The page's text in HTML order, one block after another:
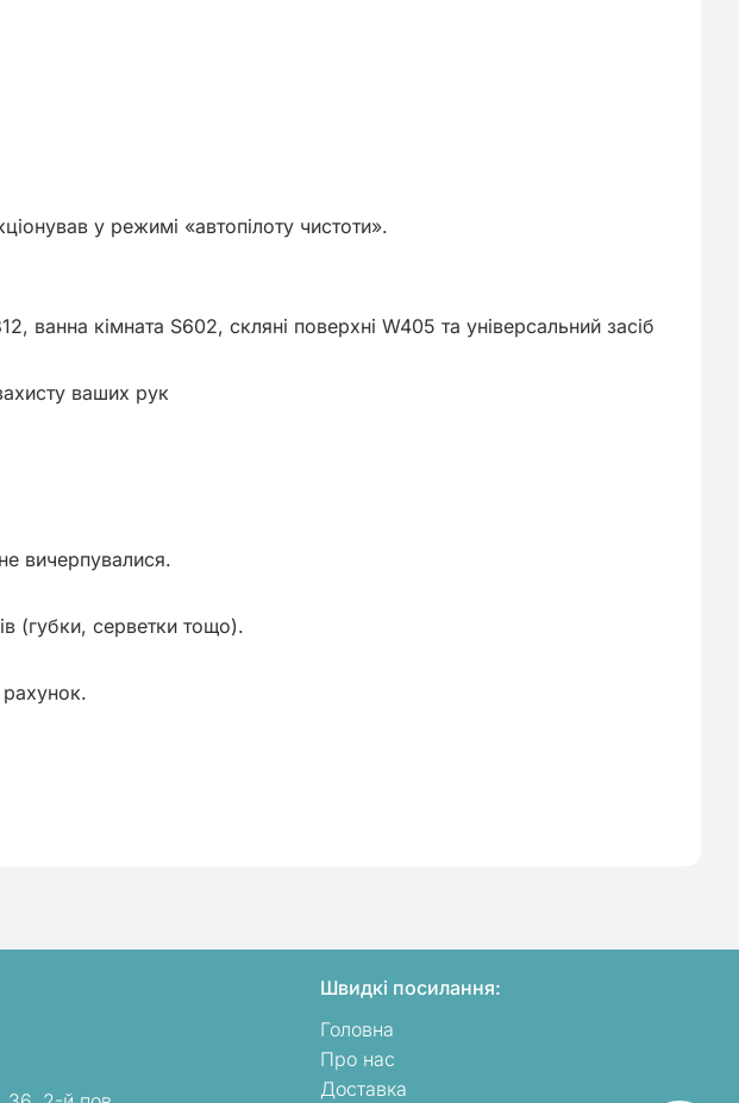
у режимі «автопілоту чистоти».
ванна кімната S602, скляні поверхні W405 та універсальний засіб
ваших рук
вичерпувалися.
(губки, серветки тощо).
Швидкі посилання:
Головна
Про нас
Доставка